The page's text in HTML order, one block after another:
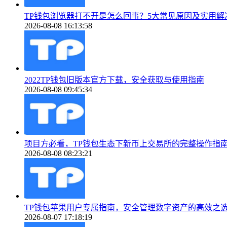
TP钱包浏览器打不开是怎么回事？5大常见原因及实用解
2026-08-08 16:13:58
2022TP钱包旧版本官方下载，安全获取与使用指南
2026-08-08 09:45:34
项目方必看，TP钱包生态下新币上交易所的完整操作指
2026-08-08 08:23:21
TP钱包苹果用户专属指南，安全管理数字资产的高效之
2026-08-07 17:18:19